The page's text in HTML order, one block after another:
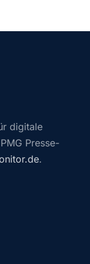
digitale
Presse-
.